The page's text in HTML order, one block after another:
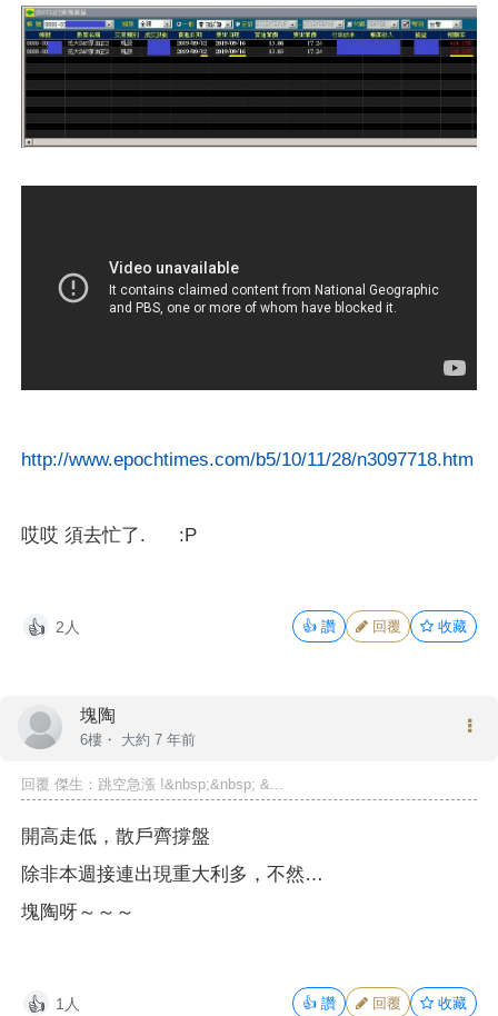
http://www.epochtimes.com/b5/10/11/28/n3097718.htm
哎哎 須去忙了. :P
👍 2人 👍 讚 回覆 收藏
塊陶
6樓・ 大約 7 年前
回覆 傑生：跳空急漲 !&nbsp;&nbsp; &...
開高走低，散戶齊撐盤
除非本週接連出現重大利多，不然…
塊陶呀～～～
👍 1人 👍 讚 回覆 收藏